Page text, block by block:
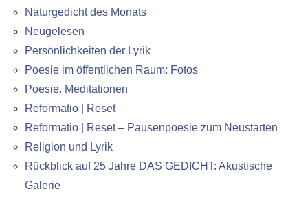
Naturgedicht des Monats
Neugelesen
Persönlichkeiten der Lyrik
Poesie im öffentlichen Raum: Fotos
Poesie. Meditationen
Reformatio | Reset
Reformatio | Reset – Pausenpoesie zum Neustarten
Religion und Lyrik
Rückblick auf 25 Jahre DAS GEDICHT: Akustische
Galerie